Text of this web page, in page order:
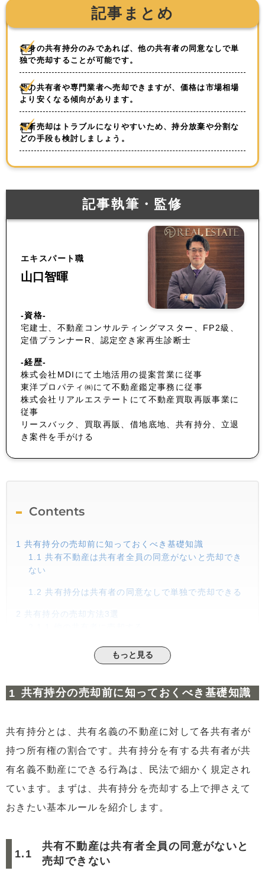
記事まとめ
自身の共有持分のみであれば、他の共有者の同意なしで単
独で売却することが可能です。
他の共有者や専門業者へ売却できますが、価格は市場相場
より安くなる傾向があります。
無断売却はトラブルになりやすいため、持分放棄や分割な
どの手段も検討しましょう。
記事執筆・監修
エキスパート職
山口智暉
-資格-
宅建士、不動産コンサルティングマスター、FP2級、
定借プランナーR、認定空き家再生診断士
-経歴-
株式会社MDIにて土地活用の提案営業に従事
東洋プロパティ㈱にて不動産鑑定事務に従事
株式会社リアルエステートにて不動産買取再販事業に
従事
リースバック、買取再販、借地底地、共有持分、立退
き案件を手がける
Contents
1 共有持分の売却前に知っておくべき基礎知識
1.1 共有不動産は共有者全員の同意がないと売却でき
ない
1.2 共有持分は共有者の同意なしで単独で売却できる
2
共有持分の売却方法3選
2.不動産会社の仲介で第三者に売却する
3共有持分の売却相場は市場価格よりも安くなる
4.1他の共有者との関係性が悪化する
4.2他の共有者と売却価格でもめる
4.3贈与税が課される可能性がある
5 共有持分を売却する流れと必要書類
5.1 売却までのステップ
6
共有状態を解消できる！共有持分売却以外の選択肢
6.1共有持分の放棄
もっと見る
共有持分の売却前に知っておくべき基礎知識
共有持分とは、共有名義の不動産に対して各共有者が
持つ所有権の割合です。共有持分を有する共有者が共
有名義不動産にできる行為は、民法で細かく規定され
ています。まずは、共有持分を売却する上で押さえて
おきたい基本ルールを紹介します。
共有不動産は共有者全員の同意がないと
売却できない